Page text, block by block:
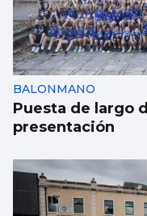
Los españoles
cartas en 2025
BALONMANO
Puesta de largo
presentación